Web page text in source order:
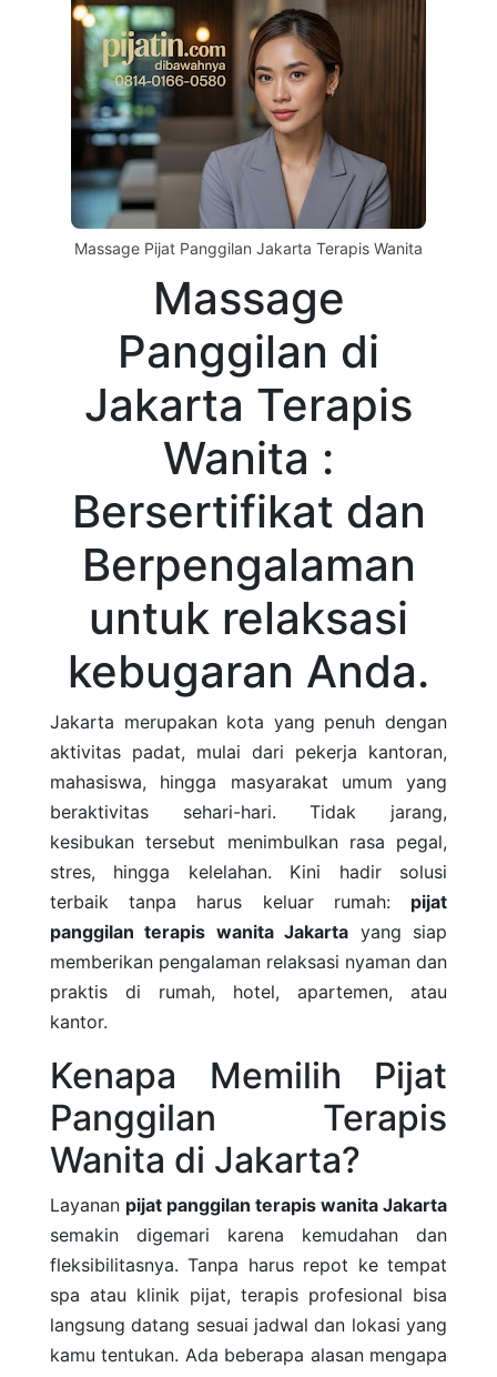
Massage Pijat Panggilan Jakarta Terapis Wanita
Massage
Panggilan di
Jakarta Terapis
Wanita :
Bersertifikat dan
Berpengalaman
untuk relaksasi
kebugaran Anda.
Jakarta merupakan kota yang penuh dengan
aktivitas padat, mulai dari pekerja kantoran,
mahasiswa, hingga masyarakat umum yang
beraktivitas sehari-hari. Tidak jarang,
kesibukan tersebut menimbulkan rasa pegal,
stres, hingga kelelahan. Kini hadir solusi
terbaik tanpa harus keluar rumah: pijat
panggilan terapis wanita Jakarta yang siap
memberikan pengalaman relaksasi nyaman dan
praktis di rumah, hotel, apartemen, atau
kantor.
Kenapa Memilih Pijat
Panggilan Terapis
Wanita di Jakarta?
Layanan pijat panggilan terapis wanita Jakarta
semakin digemari karena kemudahan dan
fleksibilitasnya. Tanpa harus repot ke tempat
spa atau klinik pijat, terapis profesional bisa
langsung datang sesuai jadwal dan lokasi yang
kamu tentukan. Ada beberapa alasan mengapa